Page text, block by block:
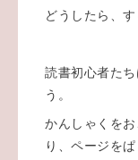
どうしたら、
読書初心者た
う。
かんしゃくを
り、ページを